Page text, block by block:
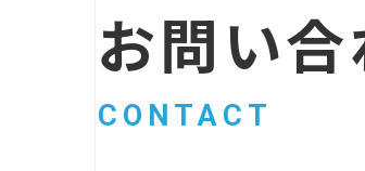
お問い合
CONTACT